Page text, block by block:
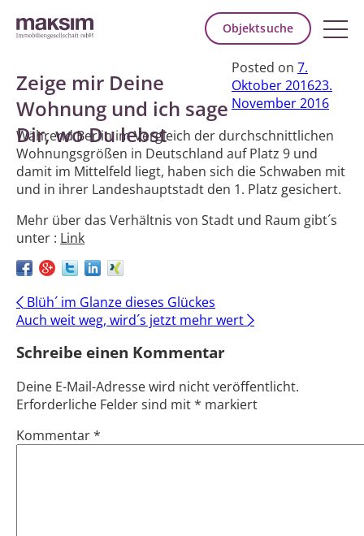
Objektsuche
Zeige mir Deine
Wohnung und ich sage
Dir, wo Du lebst
Posted on 7.
Oktober 201623.
November 2016
Während Berlin im Vergleich der durchschnittlichen
Wohnungsgrößen in Deutschland auf Platz 9 und
damit im Mittelfeld liegt, haben sich die Schwaben mit
und in ihrer Landeshauptstadt den 1. Platz gesichert.
Mehr über das Verhältnis von Stadt und Raum gibt´s
unter :
Link
Post
navigation
← Blüh´ im Glanze dieses Glückes
Auch weit weg, wird´s jetzt mehr wert →
Schreibe einen Kommentar
Deine E-Mail-Adresse wird nicht veröffentlicht.
Erforderliche Felder sind mit * markiert
Kommentar *